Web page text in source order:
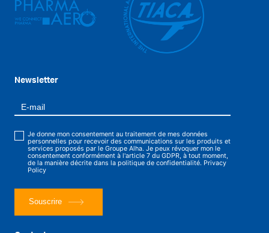
Newsletter
Je donne mon consentement au traitement de mes données
personnelles pour recevoir des communications sur les produits et
services proposés par le Groupe Alha. Je peux révoquer mon le
consentement conformément à l'article 7 du GDPR, à tout moment,
de la manière décrite dans la politique de confidentialité. Privacy
Policy
Souscrire